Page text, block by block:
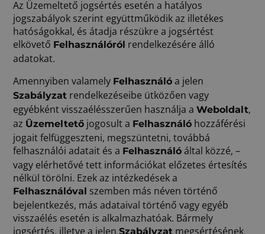
Az Üzemeltető jogsértés esetén a hatályos
jogszabályok szerint együttműködik az illetékes
hatóságokkal, és átadja részükre a jogsértést
elkövető Felhasználóról rendelkezésére álló
adatokat.
Amennyiben valamely Felhasználó a jelen
Szabályzat rendelkezéseibe ütközően vagy
egyébként visszaélésszerűen használja aWeboldalt,
az Üzemeltető jogosult a Felhasználó hozzáférési
jogait felfüggeszteni, megszüntetni, továbbá
felhasználói adatait és a Felhasználó által közzé, –
vagy elérhetővé tett információkat előzetes értesítés
nélkül törölni. Ezek az intézkedések a
Felhasználóval szemben más néven történő
bejelentkezés, más adataival történő vagy egyéb
visszaélés esetén is alkalmazhatóak. Bármely
jogsértés, illetve a jelenSzabályzat megsértésének